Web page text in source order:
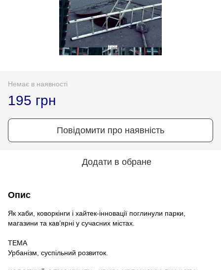
Немає в наявності
195 грн
Повідомити про наявність
Додати в обране
Опис
Як хаби, коворкінги і хайтек-інновації поглинули парки,
магазини та кав’ярні у сучасних містах.
ТЕМА
Урбанізм, суспільний розвиток.